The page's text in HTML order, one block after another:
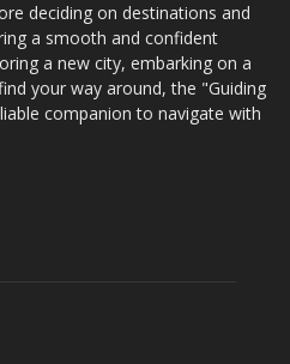
deciding on destinations and
a smooth and confident
a new city, embarking on a
your way around, the "Guiding
companion to navigate with